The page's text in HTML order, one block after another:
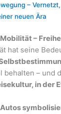
–
neuen Ära
–
hat seine
behalten – und
in der